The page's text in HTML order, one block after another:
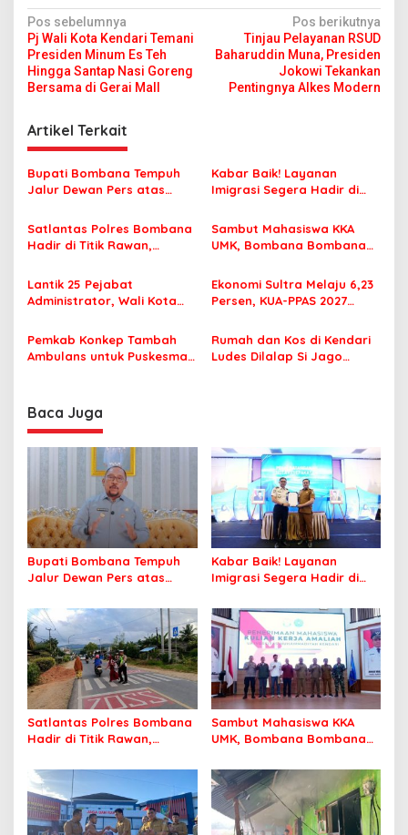
N
a
v
g
a
s
p
o
s
Pos sebelumnya
Pj Wali Kota Kendari Temani
Presiden Minum Es Teh
Hingga Santap Nasi Goreng
Bersama di Gerai Mall
Pos berikutnya
Tinjau Pelayanan RSUD
Baharuddin Muna, Presiden
Jokowi Tekankan
Pentingnya Alkes Modern
Artikel Terkait
Bupati Bombana Tempuh
Jalur Dewan Pers atas
Korupsi Jembatan Cirauci II
Kabar Baik! Layanan
Imigrasi Segera Hadir di
Perlu Lagi ke Kendari
Satlantas Polres Bombana
Hadir di Titik Rawan,
Sekolah dengan Aman
Sambut Mahasiswa KKA
UMK, Bombana Bombana
Sasaran
Lantik 25 Pejabat
Administrator, Wali Kota
Berintegritas dan
Profesional Layani
Ekonomi Sultra Melaju 6,23
Persen, KUA-PPAS 2027
Pemkab Konkep Tambah
Ambulans untuk Puskesmas
Rumah dan Kos di Kendari
Ludes Dilalap Si Jago
Baca Juga
Bupati Bombana Tempuh
Jalur Dewan Pers atas
Korupsi Jembatan Cirauci II
Kabar Baik! Layanan
Imigrasi Segera Hadir di
Perlu Lagi ke Kendari
Satlantas Polres Bombana
Hadir di Titik Rawan,
Sekolah dengan Aman
Sambut Mahasiswa KKA
UMK, Bombana Bombana
Sasaran